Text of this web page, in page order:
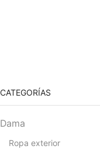
CATEGORÍAS
Dama
Ropa exterior